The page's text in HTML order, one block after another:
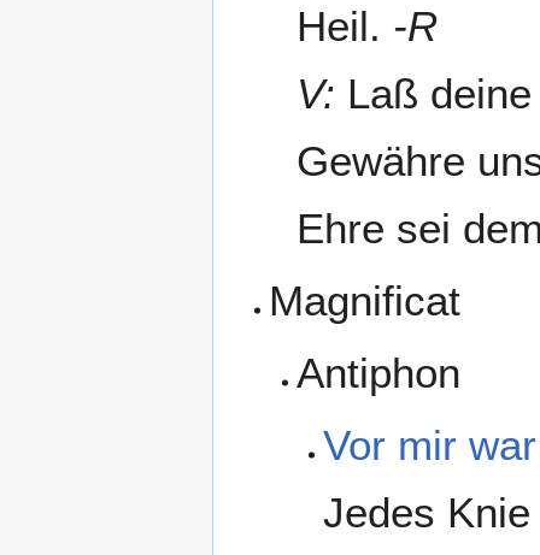
Heil. -R
V: Laß
Gewähre
Ehre sei
Magnificat
Antiphon
Vor mir
Jedes